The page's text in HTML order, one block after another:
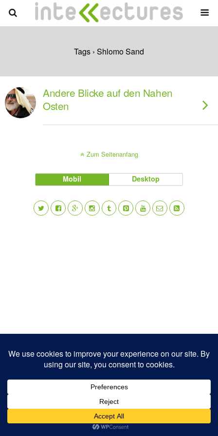
Tags › Shlomo Sand
Andere Blicke auf den Nahen
Osten
Zum Seitenanfang
Mobil Desktop